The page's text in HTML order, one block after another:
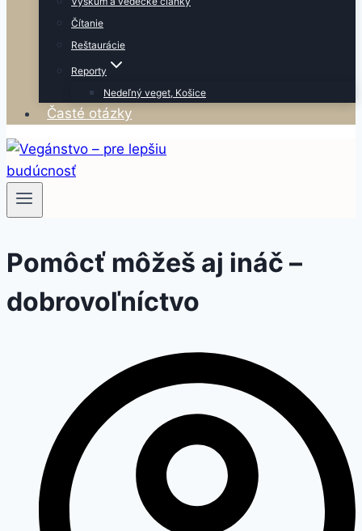
Čítanie
Reštaurácie
Reporty
Nedeľný veget, Košice
Časté otázky
Pomôcť môžeš aj ináč –
dobrovoľníctvo